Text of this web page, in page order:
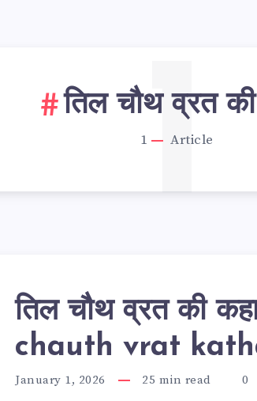
तिल चौथ व्रत
1 Article
1
तिल चौथ व्रत की
chauth vrat
January 1, 2026 25 min read 0